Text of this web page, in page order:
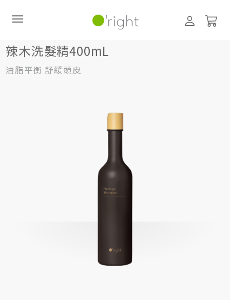
直購訂閱制
400mL 辣木洗髮精400mL
辣木洗髮精400mL
油脂平衡 舒緩頭皮